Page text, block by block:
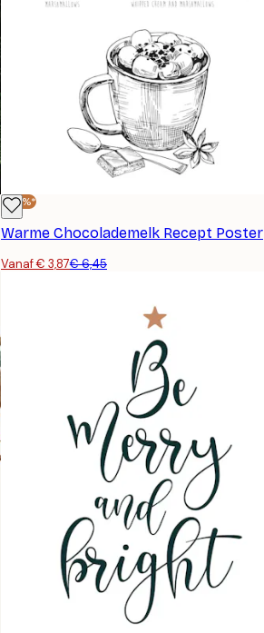
-40%*
Warme Chocolademelk Recept Poster
Vanaf € 3,87€ 6,45